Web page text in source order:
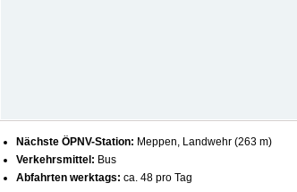
Nächste ÖPNV-Station: Meppen, Landwehr (263 m)
Verkehrsmittel: Bus
Abfahrten werktags: ca. 48 pro Tag